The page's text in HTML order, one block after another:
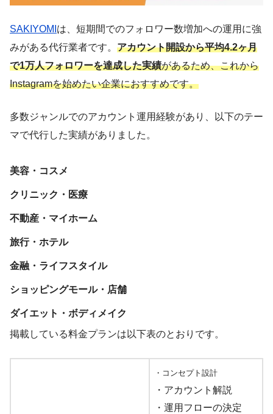
SAKIYOMI は、短期間でのフォロワー数増加への運用に強
みがある代行業者です。 アカウント開設から平均4.2ヶ月
で1万人フォロワーを達成した実績があるため、これから
Instagramを始めたい企業におすすめです。
多数ジャンルでのアカウント運用経験があり、以下のテー
マで代行した実績がありました。
美容・コスメ
クリニック・医療
不動産・マイホーム
旅行・ホテル
金融・ライフスタイル
ショッピングモール・店舗
ダイエット・ボディメイク
掲載している料金プランは以下表のとおりです。
・コンセプト設計
・アカウント解説
・運用フローの決定